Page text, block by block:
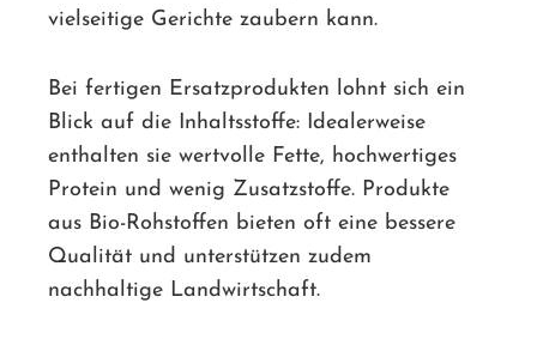
vielseitige Gerichte zaubern kann.
Bei fertigen Ersatzprodukten lohnt sich ein
Blick auf die Inhaltsstoffe: Idealerweise
enthalten sie wertvolle Fette, hochwertiges
Protein und wenig Zusatzstoffe. Produkte
aus Bio-Rohstoffen bieten oft eine bessere
Qualität und unterstützen zudem
nachhaltige Landwirtschaft.